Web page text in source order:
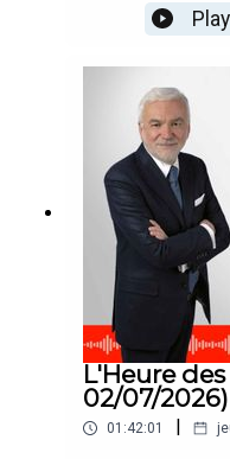
Play
L'Heure
02/07/2026)
01:42:01